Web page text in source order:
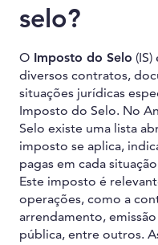
selo?
O Imposto do Selo
diversos contratos,
situações jurídicas
Imposto do Selo. No
Selo existe uma lista
imposto se aplica,
pagas em cada
Este imposto é
operações, como a
arrendamento,
pública, entre outros.